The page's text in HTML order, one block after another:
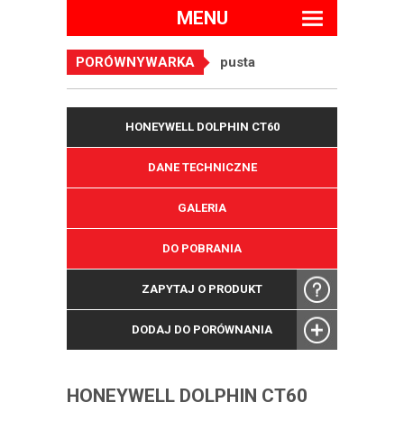
MENU
PORÓWNYWARKA pusta
HONEYWELL DOLPHIN CT60
DANE TECHNICZNE
GALERIA
DO POBRANIA
ZAPYTAJ O PRODUKT
DODAJ DO PORÓWNANIA
HONEYWELL DOLPHIN CT60